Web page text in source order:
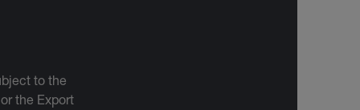
to the
the Export